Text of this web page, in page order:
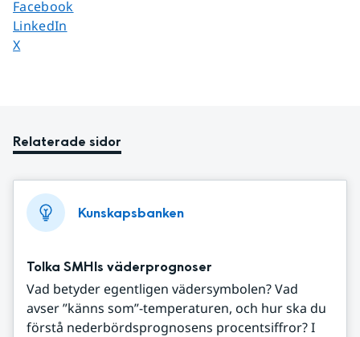
Dela sidan på
Facebook
Dela sidan på
LinkedIn
Dela sidan på
X
Relaterade sidor
Kunskapsbanken
Tolka SMHIs väderprognoser
Vad betyder egentligen vädersymbolen? Vad
avser ”känns som”-temperaturen, och hur ska du
förstå nederbördsprognosens procentsiffror? I